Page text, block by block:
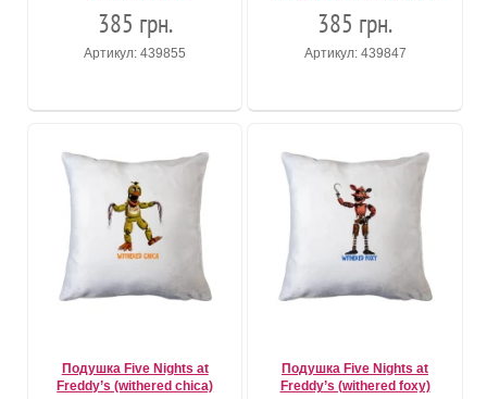
385 грн.
Артикул: 439855
385 грн.
Артикул: 439847
Подушка Five Nights at
Freddy’s (withered chica)
Подушка Five Nights at
Freddy’s (withered foxy)